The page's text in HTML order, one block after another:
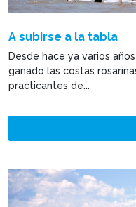
A subirse a la tabla
Desde hace ya varios
ganado las costas
practicantes de...